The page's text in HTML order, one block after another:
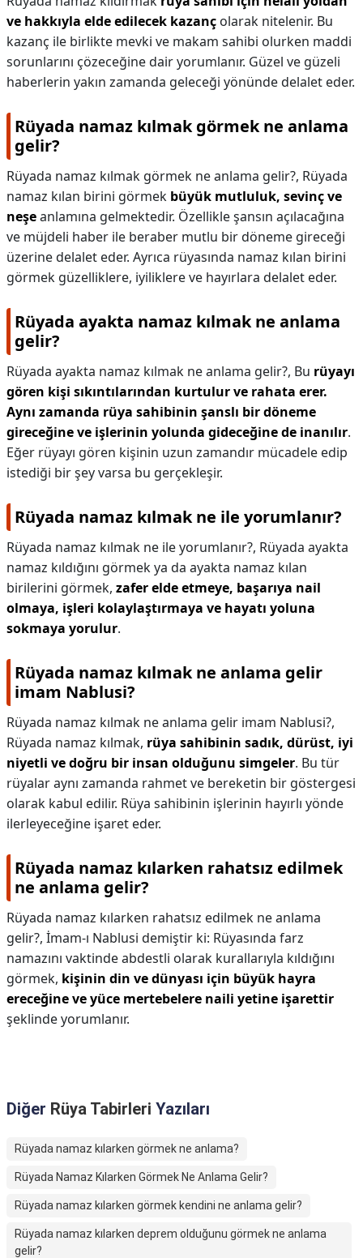
ve hakkıyla elde edilecek kazanç olarak nitelenir. Bu
kazanç ile birlikte mevki ve makam sahibi olurken maddi
sorunlarını çözeceğine dair yorumlanır. Güzel ve güzeli
haberlerin yakın zamanda geleceği yönünde delalet eder.
Rüyada namaz kılmak görmek ne anlama
gelir?
Rüyada namaz kılmak görmek ne anlama gelir?, Rüyada
namaz kılan birini görmek büyük mutluluk, sevinç ve
neşeanlamına gelmektedir. Özellikle şansın açılacağına
ve müjdeli haber ile beraber mutlu bir döneme gireceği
üzerine delalet eder. Ayrıca rüyasında namaz kılan birini
görmek güzelliklere, iyiliklere ve hayırlara delalet eder.
Rüyada ayakta namaz kılmak ne anlama
gelir?
Rüyada ayakta namaz kılmak ne anlama gelir?, Bu rüyayı
gören kişi sıkıntılarından kurtulur ve rahata erer.
Aynı zamanda rüya sahibinin şanslı bir döneme
gireceğine ve işlerinin yolunda gideceğine de inanılır.
Eğer rüyayı gören kişinin uzun zamandır mücadele edip
istediği bir şey varsa bu gerçekleşir.
Rüyada namaz kılmak ne ile yorumlanır?
Rüyada namaz kılmak ne ile yorumlanır?, Rüyada ayakta
namaz kıldığını görmek ya da ayakta namaz kılan
birilerini görmek, zafer elde etmeye, başarıya nail
olmaya, işleri kolaylaştırmaya ve hayatı yoluna
sokmaya yorulur.
Rüyada namaz kılmak ne anlama gelir
imam Nablusi?
Rüyada namaz kılmak ne anlama gelir imam Nablusi?,
Rüyada namaz kılmak, rüya sahibinin sadık, dürüst, iyi
niyetli ve doğru bir insan olduğunu simgeler. Bu tür
rüyalar aynı zamanda rahmet ve bereketin bir göstergesi
olarak kabul edilir. Rüya sahibinin işlerinin hayırlı yönde
ilerleyeceğine işaret eder.
Rüyada namaz kılarken rahatsız edilmek
ne anlama gelir?
Rüyada namaz kılarken rahatsız edilmek ne anlama
gelir?, İmam-ı Nablusi demiştir ki: Rüyasında farz
namazını vaktinde abdestli olarak kurallarıyla kıldığını
görmek, kişinin din ve dünyası için büyük hayra
ereceğine ve yüce mertebelere naili yetine işarettir
şeklinde yorumlanır.
Diğer Rüya Tabirleri Yazıları
Rüyada namaz kılarken görmek ne anlama?
Rüyada Namaz Kılarken Görmek Ne Anlama Gelir?
Rüyada namaz kılarken görmek kendini ne anlama gelir?
Rüyada namaz kılarken deprem olduğunu görmek ne anlama
gelir?